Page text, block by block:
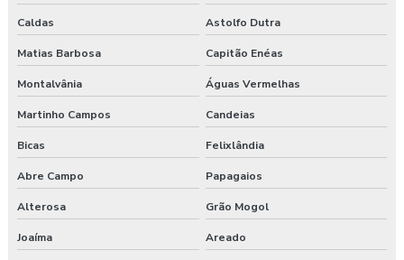
Caldas Astolfo Dutra
Matias Barbosa Capitão Enéas
Montalvânia Águas Vermelhas
Martinho Campos Candeias
Bicas Felixlândia
Abre Campo Papagaios
Alterosa Grão Mogol
Joaíma Areado